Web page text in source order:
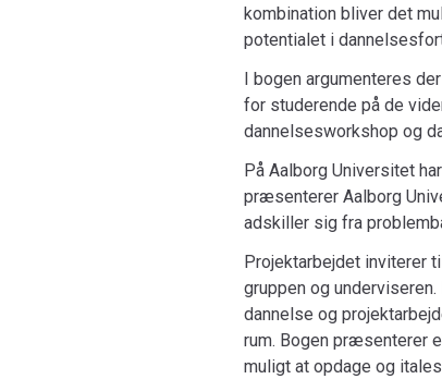
kombination bliver det
potentialet i
I bogen argumenteres
for studerende på de
dannelsesworkshop og
På Aalborg Universitet
præsenterer Aalborg
adskiller sig fra
Projektarbejdet inviterer
gruppen og
dannelse og
rum. Bogen præsenterer
muligt at opdage og